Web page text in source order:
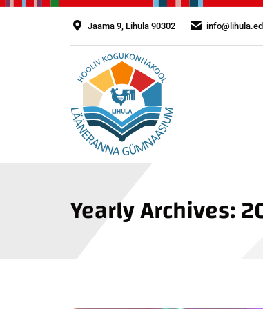
Jaama 9, Lihula 90302
Yearly Archives: